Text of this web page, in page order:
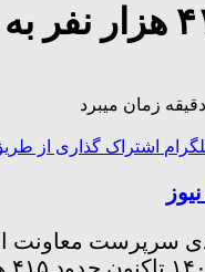
اشتراک گذاری از
سرپرست معاونت